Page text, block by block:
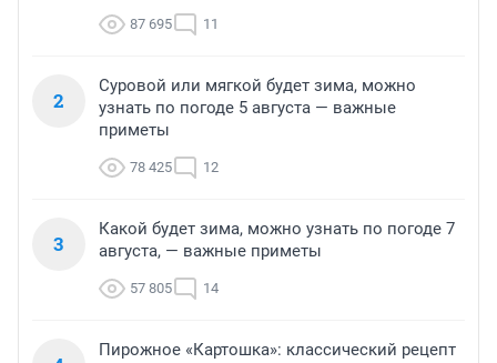
87 695 11
2
Суровой или мягкой будет зима, можно
узнать по погоде 5 августа — важные
приметы
78 425 12
3
Какой будет зима, можно узнать по погоде 7
августа, — важные приметы
57 805 14
Пирожное «Картошка»: классический рецепт